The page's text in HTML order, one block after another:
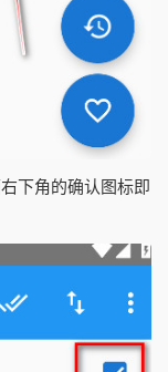
下角的确认图标即